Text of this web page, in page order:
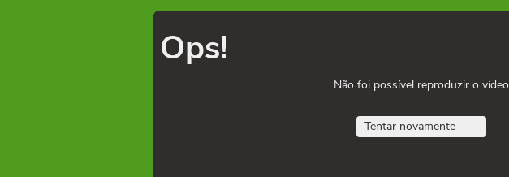
Ops!
Não foi possível reproduzir o vídeo
Tentar novamente